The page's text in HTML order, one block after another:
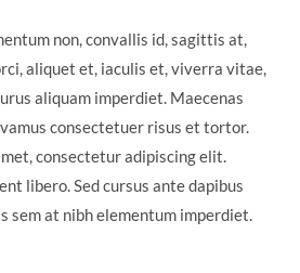
non, convallis id, sagittis at,
aliquet et, iaculis et, viverra vitae,
aliquam imperdiet. Maecenas
consectetuer risus et tortor.
consectetur adipiscing elit.
libero. Sed cursus ante dapibus
sem at nibh elementum imperdiet.